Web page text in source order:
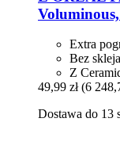
Extra
Bez
Z
49,99 zł (6
Dostawa do 13